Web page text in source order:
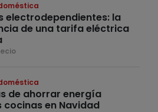
electrodependientes: la
de una tarifa eléctrica
de ahorrar energía
cocinas en Navidad